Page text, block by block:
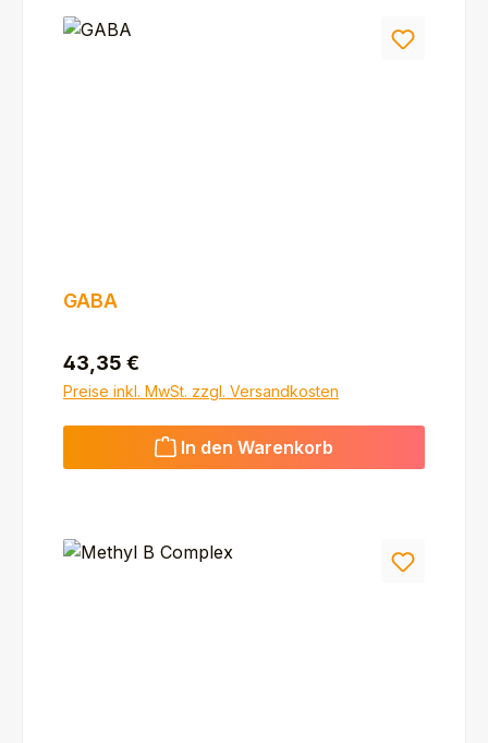
GABA
Regulärer Preis:
43,35 €
Preise inkl. MwSt. zzgl. Versandkosten
In den Warenkorb